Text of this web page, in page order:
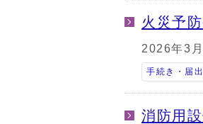
火災予
2026年3
手続き・届
消防用